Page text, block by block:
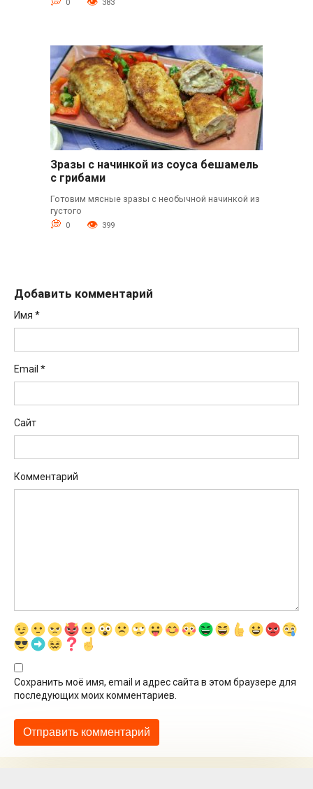
0 383
Зразы с начинкой из соуса бешамель
с грибами
Готовим мясные зразы с необычной начинкой из
густого
0 399
Добавить комментарий
Имя *
Email *
Сайт
Комментарий
Сохранить моё имя, email и адрес сайта в этом браузере для
последующих моих комментариев.